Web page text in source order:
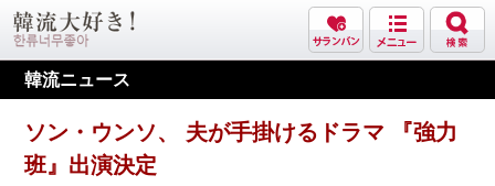
韓流ニュース
ソン・ウンソ、 夫が手掛けるドラマ 『強力
班』出演決定